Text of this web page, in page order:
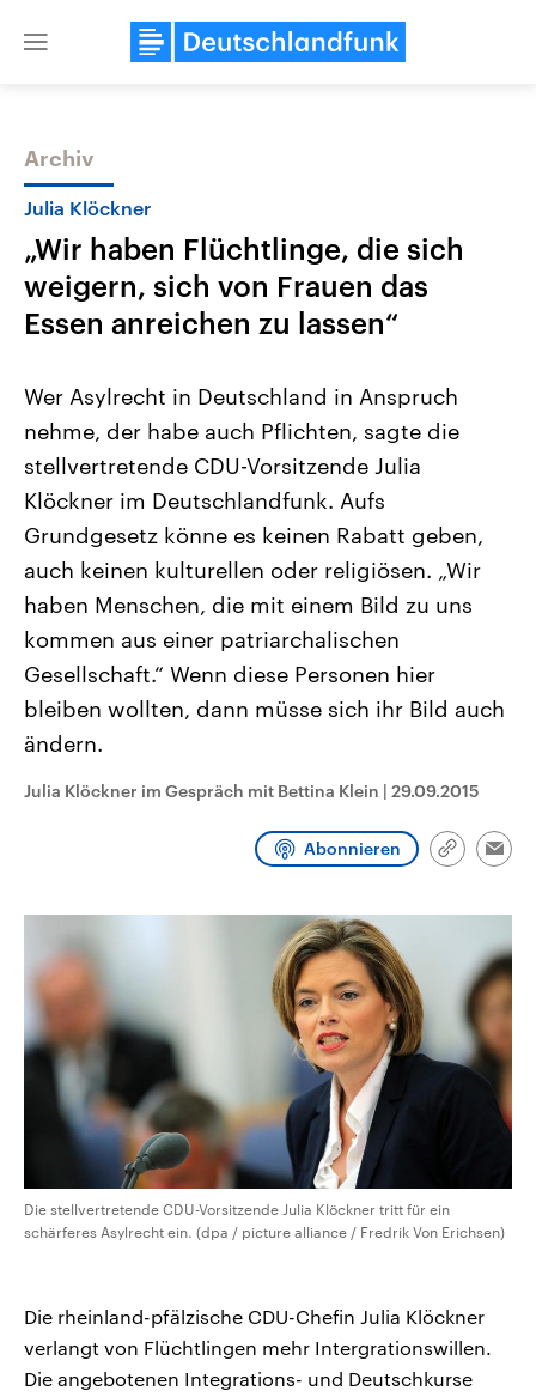
Close
Themen
2026
Alle Informationen
Sachsen-Anhalt wählt am 6.
September 2026 einen neuen
Landtag. Seit 2021 wird das
Bundesland von einer Koalition aus
CDU, SPD und FDP regiert.-
Umfragen, Prognosen,
und Hintergründe zu den Parteien
und Kandidaten der anstehenden
Wahl.
Aktuelle Beiträge,
Hintergründe
Wirtschaftlich und
gehören die Vereinigten
den mächtigsten Ländern
mit großem Einfluss auf
aktuelle Weltgeschehen.
Sendungen Programm Podcasts
Audio-Archiv
Archiv
Julia Klöckner
„Wir haben Flüchtlinge, die sich
weigern, sich von Frauen das
Essen anreichen zu lassen“
Wer Asylrecht in Deutschland in Anspruch
nehme, der habe auch Pflichten, sagte die
stellvertretende CDU-Vorsitzende Julia
Klöckner im Deutschlandfunk. Aufs
Grundgesetz könne es keinen Rabatt geben,
auch keinen kulturellen oder religiösen. „Wir
haben Menschen, die mit einem Bild zu uns
kommen aus einer patriarchalischen
Gesellschaft.“ Wenn diese Personen hier
bleiben wollten, dann müsse sich ihr Bild auch
ändern.
Julia Klöckner im Gespräch mit Bettina Klein | 29.09.2015
Abonnieren
Link
Die stellvertretende CDU-Vorsitzende Julia Klöckner tritt für ein
schärferes Asylrecht ein. (dpa / picture alliance / Fredrik Von Erichsen)
Die rheinland-pfälzische CDU-Chefin Julia Klöckner
verlangt von Flüchtlingen mehr Intergrationswillen.
Die angebotenen Integrations- und Deutschkurse